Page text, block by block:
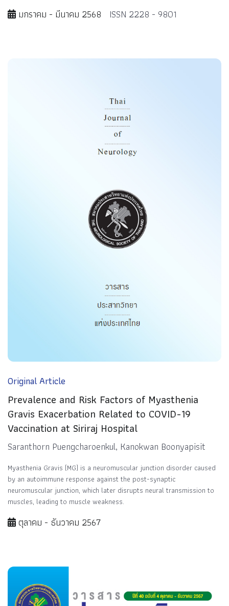
มกราคม - มีนาคม 2568 ISSN 2228 - 9801
Original Article
Prevalence and Risk Factors of Myasthenia
Gravis Exacerbation Related to COVID-19
Vaccination at Siriraj Hospital
Saranthorn Puengcharoenkul, Kanokwan Boonyapisit
Myasthenia Gravis (MG) is a neuromuscular junction disorder caused
by an autoimmune response against the post-synaptic
neuromuscular junction, which later disrupts neural transmission to
muscles, leading to muscle weakness.
ตุลาคม - ธันวาคม 2567